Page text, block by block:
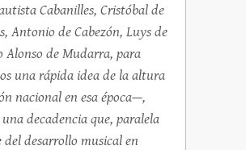
Cabanilles, Cristóbal de
Antonio de Cabezón, Luys de
Alonso de Mudarra, para
una rápida idea de la altura
nacional en esa época—,
una decadencia que, paralela
del desarrollo musical en